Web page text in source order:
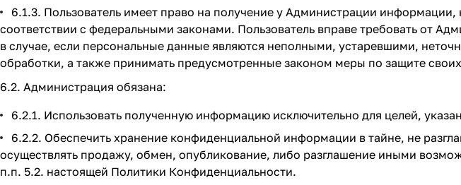
6.1.3. Пользователь имеет право на получение у Администрации
соответствии с федеральными законами. Пользователь вправе требовать от
в случае, если персональные данные являются неполными, устаревшими,
обработки, а также принимать предусмотренные законом меры по защите
6.2. Администрация обязана:
6.2.1. Использовать полученную информацию исключительно для целей,
6.2.2. Обеспечить хранение конфиденциальной информации в тайне, не
осуществлять продажу, обмен, опубликование, либо разглашение иными
п.п. 5.2. настоящей Политики Конфиденциальности.